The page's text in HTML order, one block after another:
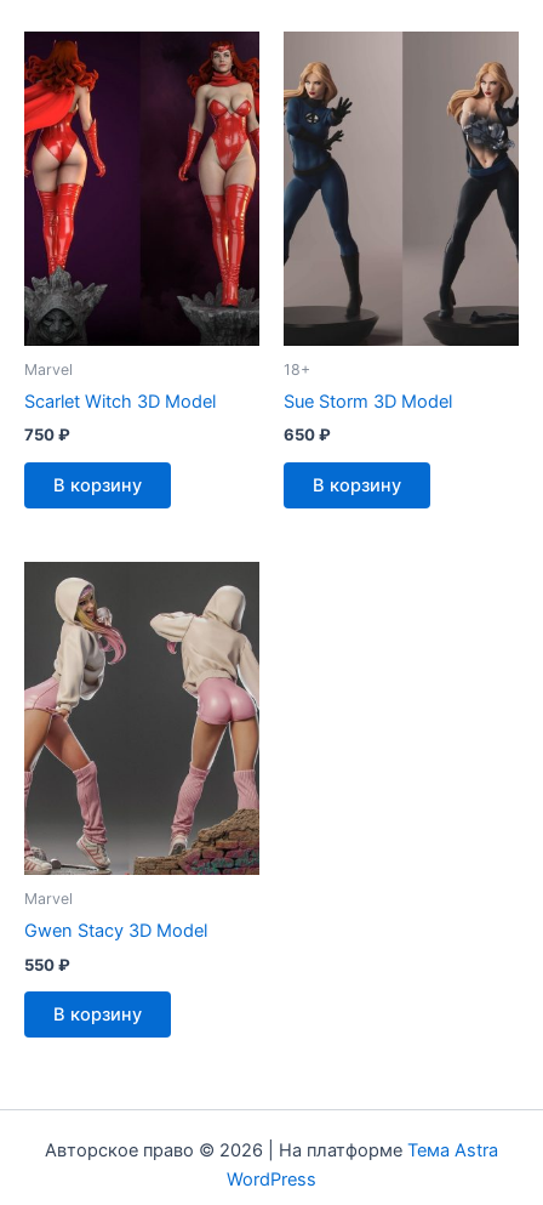
Marvel
Scarlet Witch 3D Model
750₽
В корзину
18+
Sue Storm 3D Model
650₽
В корзину
Marvel
Gwen Stacy 3D Model
550₽
В корзину
Авторское право © 2026 | На платформе Тема Astra
WordPress